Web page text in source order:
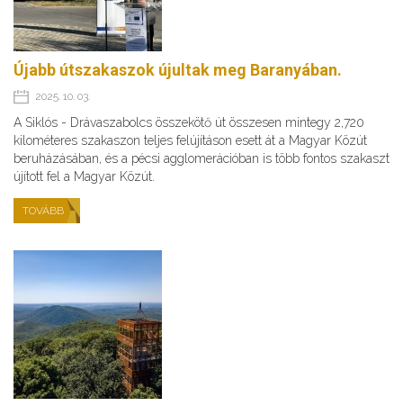
Újabb útszakaszok újultak meg Baranyában.
2025. 10. 03.
A Siklós - Drávaszabolcs összekötő út összesen mintegy 2,720
kilométeres szakaszon teljes felújításon esett át a Magyar Közút
beruházásában, és a pécsi agglomerációban is több fontos szakaszt
újított fel a Magyar Közút.
TOVÁBB